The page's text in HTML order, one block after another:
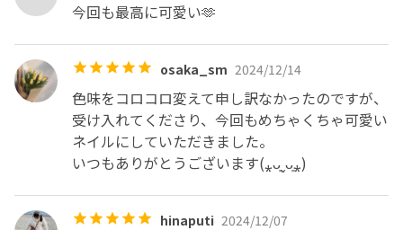
今回も最高に可愛い🫶
osaka_sm 2024/12/14
色味をコロコロ変えて申し訳なかったのですが、
受け入れてくださり、今回もめちゃくちゃ可愛い
ネイルにしていただきました。
いつもありがとうございます(⁎ᴗ͈ˬᴗ͈⁎)
hinaputi 2024/12/07